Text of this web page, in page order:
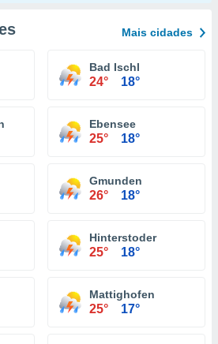
Mais cidades
Bad Ischl
24° 18°
Ebensee
25° 18°
Gmunden
26° 18°
Hinterstoder
25° 18°
Mattighofen
25° 17°